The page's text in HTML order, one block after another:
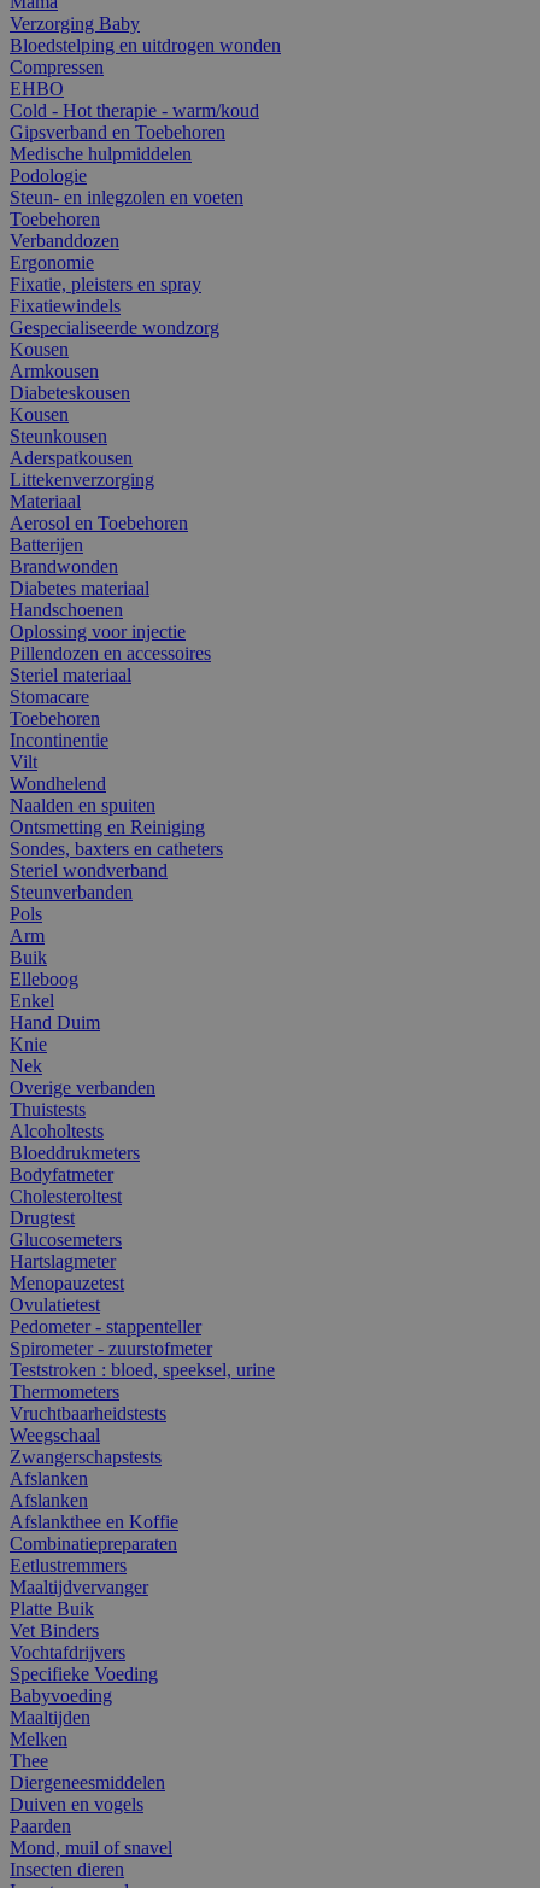
Verzorging Baby
Bloedstelping en uitdrogen wonden
Compressen
EHBO
Cold - Hot therapie - warm/koud
Gipsverband en Toebehoren
Medische hulpmiddelen
Podologie
Steun- en inlegzolen en voeten
Toebehoren
Verbanddozen
Ergonomie
Fixatie, pleisters en spray
Fixatiewindels
Gespecialiseerde wondzorg
Kousen
Armkousen
Diabeteskousen
Kousen
Steunkousen
Aderspatkousen
Littekenverzorging
Materiaal
Aerosol en Toebehoren
Batterijen
Brandwonden
Diabetes materiaal
Handschoenen
Oplossing voor injectie
Pillendozen en accessoires
Steriel materiaal
Stomacare
Toebehoren
Incontinentie
Vilt
Wondhelend
Naalden en spuiten
Ontsmetting en Reiniging
Sondes, baxters en catheters
Steriel wondverband
Steunverbanden
Pols
Arm
Buik
Elleboog
Enkel
Hand Duim
Knie
Nek
Overige verbanden
Thuistests
Alcoholtests
Bloeddrukmeters
Bodyfatmeter
Cholesteroltest
Drugtest
Glucosemeters
Hartslagmeter
Menopauzetest
Ovulatietest
Pedometer - stappenteller
Spirometer - zuurstofmeter
Teststroken : bloed, speeksel, urine
Thermometers
Vruchtbaarheidstests
Weegschaal
Zwangerschapstests
Afslanken
Afslanken
Afslankthee en Koffie
Combinatiepreparaten
Eetlustremmers
Maaltijdvervanger
Platte Buik
Vet Binders
Vochtafdrijvers
Specifieke Voeding
Babyvoeding
Maaltijden
Melken
Thee
Diergeneesmiddelen
Duiven en vogels
Paarden
Mond, muil of snavel
Insecten dieren